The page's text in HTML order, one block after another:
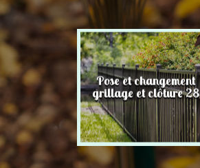
28 Pose et changement
grillage et clôture 28